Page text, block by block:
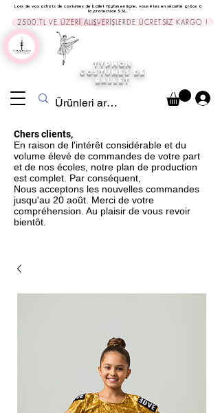
Lors de vos achats de costumes de ballet Tayfun en ligne, vous êtes en sécurité grâce à
la protection SSL.
2500 TL VE ÜZERİ ALIŞVERİŞLERDE ÜCRETSİZ KARGO !
TYPHON
COSTUMES DE
BALLET
Chers clients,
En raison de l'intérêt considérable et du
volume élevé de commandes de votre part
et de nos écoles, notre plan de production
est complet. Par conséquent,
Nous acceptons les nouvelles commandes
jusqu'au 20 août. Merci de votre
compréhension. Au plaisir de vous revoir
bientôt.